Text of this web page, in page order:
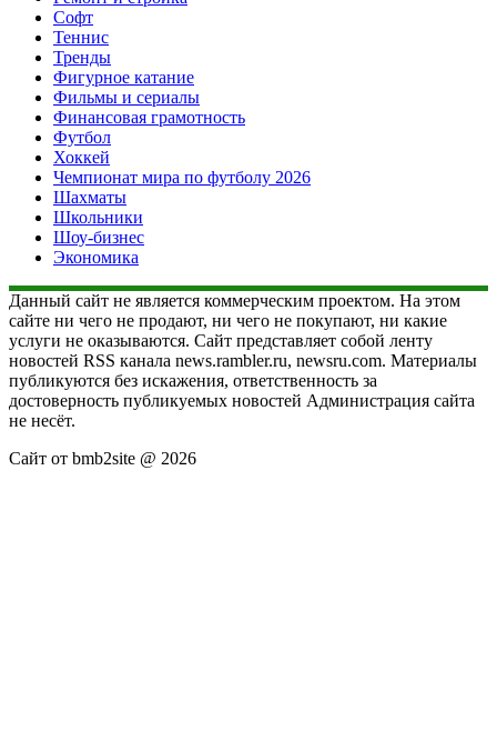
Софт
Теннис
Тренды
Фигурное катание
Фильмы и сериалы
Финансовая грамотность
Футбол
Хоккей
Чемпионат мира по футболу 2026
Шахматы
Школьники
Шоу-бизнес
Экономика
Данный сайт не является коммерческим проектом. На этом
сайте ни чего не продают, ни чего не покупают, ни какие
услуги не оказываются. Сайт представляет собой ленту
новостей RSS канала news.rambler.ru, newsru.com. Материалы
публикуются без искажения, ответственность за
достоверность публикуемых новостей Администрация сайта
не несёт.
Сайт от bmb2site @ 2026